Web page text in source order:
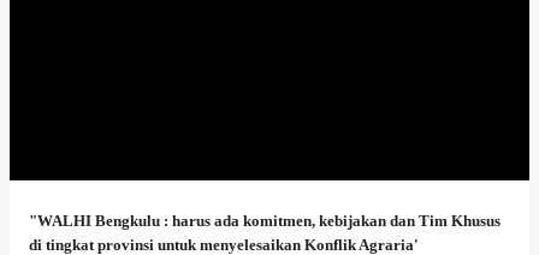
"WALHI Bengkulu : harus ada komitmen, kebijakan dan Tim Khusus
di tingkat provinsi untuk menyelesaikan Konflik Agraria'